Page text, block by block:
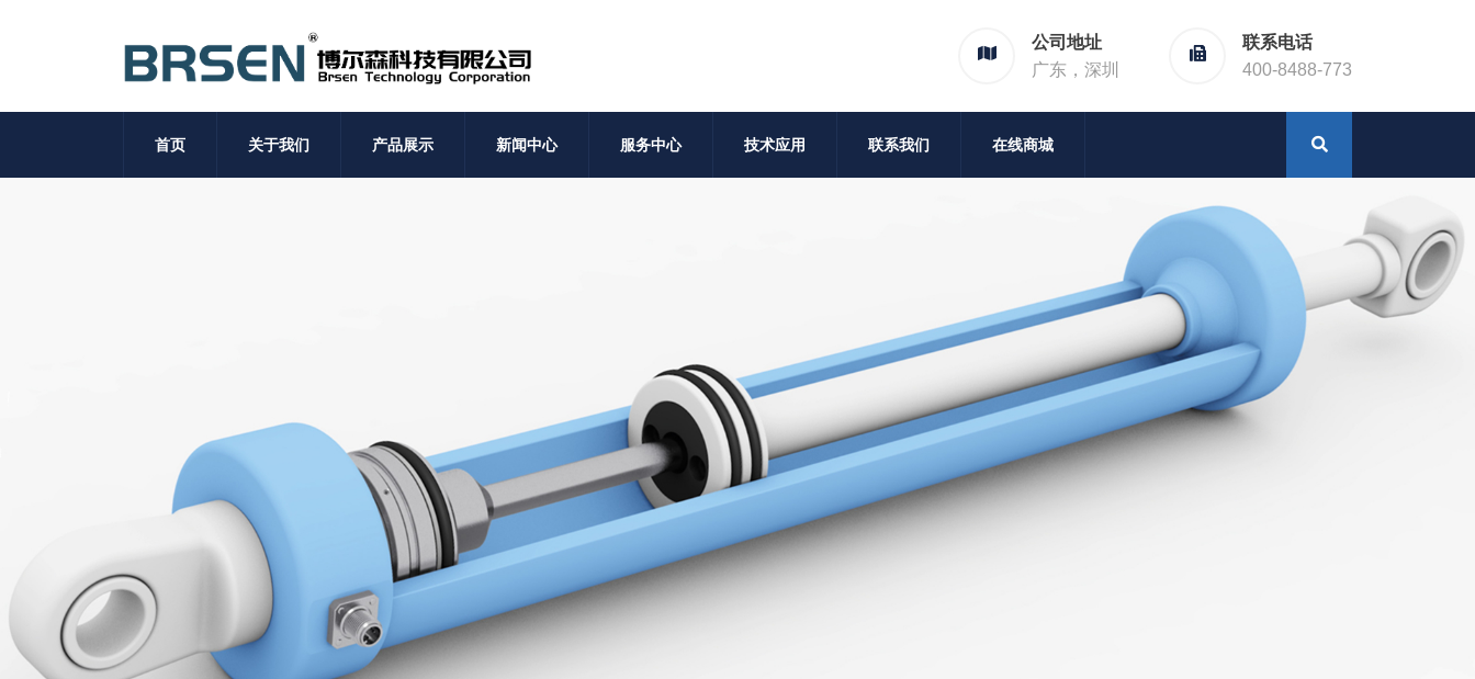
公司地址
广东，深圳
联系电话
400-8488-773
首页 关于我们 产品展示 新闻中心 服务中心 技术应用 联系我们 在线商城